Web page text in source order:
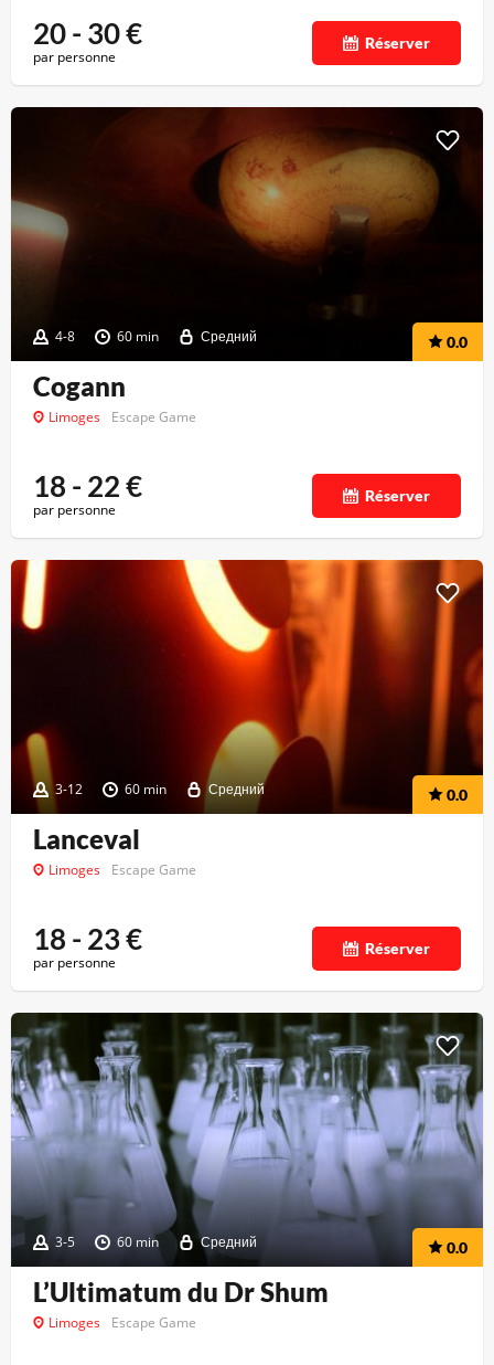
20 - 30€
par personne
Réserver
4-8 60 min Средний 0.0
Cogann
Limoges Escape Game
18 - 22€
par personne
Réserver
3-12 60 min Средний 0.0
Lanceval
Limoges Escape Game
18 - 23€
par personne
Réserver
3-5 60 min Средний 0.0
L’Ultimatum du Dr Shum
Limoges Escape Game